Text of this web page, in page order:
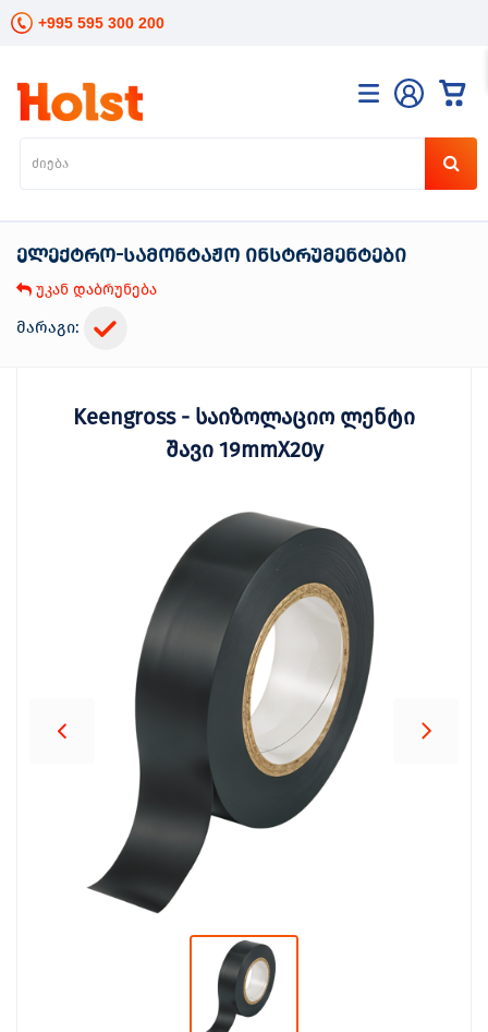
+995 595 300 200
ელექტრო-სამონტაჟო ინსტრუმენტები
უკან დაბრუნება
მარაგი:
Keengross - საიზოლაციო ლენტი
შავი 19mmX20y
კატალოგი
განათება
ინსტრუმენტები
ელექტრო
მოვლა
მცენარეთა
ბრენდები ბლოგი
სოც.